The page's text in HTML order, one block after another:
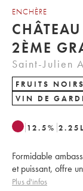
ENCHÈRE
2ÈME
Saint-Julien
FRUITS NOIRS
VIN DE
12.5% 2.25 L
Formidable
et puissant, offre
Plus d'infos